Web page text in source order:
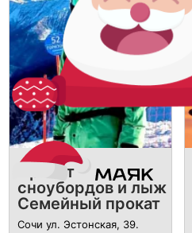
Прокат
сноубордов и лыж
Семейный прокат
Сочи ул. Эстонская, 39.